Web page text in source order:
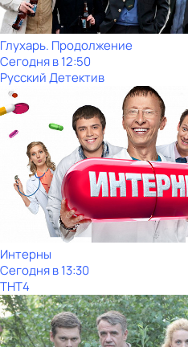
Глухарь. Продолжение
Сегодня в 12:50
Русский Детектив
Интерны
Сегодня в 13:30
ТНТ4